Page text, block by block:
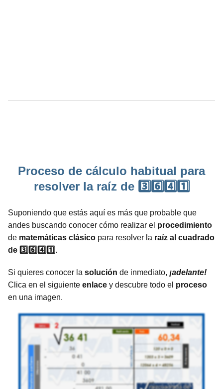
Proceso de cálculo habitual para
resolver la raíz de 3️⃣6️⃣4️⃣1️⃣
Suponiendo que estás aquí es más que probable que
andes buscando conocer cómo realizar el procedimiento
de matemáticas clásico para resolver la raíz al cuadrado
de 3️⃣6️⃣4️⃣1️⃣ .
Si quieres conocer la solución de inmediato, ¡adelante!
Clica en el siguiente enlace y descubre todo el proceso
en una imagen.